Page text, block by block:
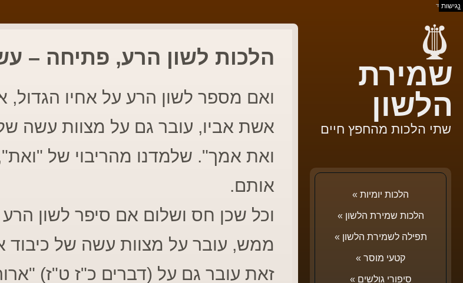
בס"ד
שמירת
הלשון
שתי הלכות מהחפץ חיים
הלכות יומיות »
הלכות שמירת הלשון »
תפילה לשמירת הלשון »
קטעי מוסר »
סיפורי גולשים »
הלכות לשון הרע, פתיחה –
ואם מספר לשון הרע על אחיו הגדול,
אשת אביו, עובר גם על מצוות עשה
ואת אמך". שלמדנו מהריבוי של
אותם.
וכל שכן חס ושלום אם סיפר לשון הרע
ממש, עובר על מצוות עשה של כיבוד
זאת עובר גם על (דברים כ"ז ט"ז)
נגישות